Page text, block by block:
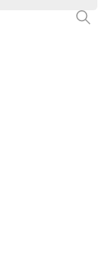
ミナ, 酸
ルミナと酸化鉄
が、最も有名な
けられていま
つ存在します。